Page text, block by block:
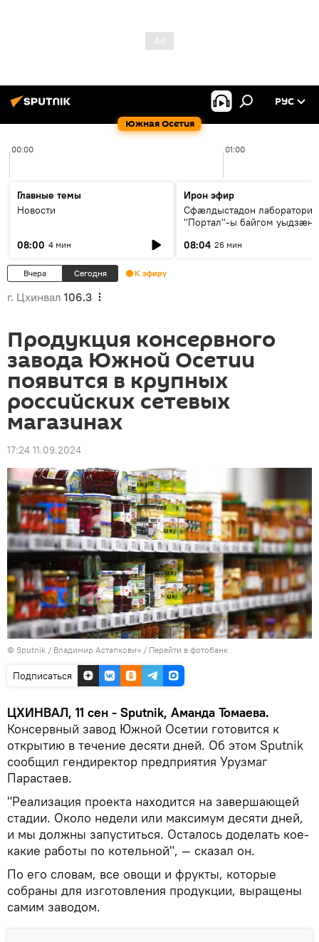
Южная Осетия
РУС
00:00 01:00
Главные темы
Новости
08:00 4 мин
Ирон эфир
Сфæлдыстадон лаборатори
"Портал"-ы байгом уыдзæн
Æхсары куыстыты равдыст
08:04 26 мин
Вчера Сегодня К эфиру
г. Цхинвал 106.3
Продукция консервного
завода Южной Осетии
появится в крупных
российских сетевых
магазинах
17:24 11.09.2024
© Sputnik / Владимир Астапкович / Перейти в фотобанк
Подписаться
ЦХИНВАЛ, 11 сен - Sputnik, Аманда Томаева.
Консервный завод Южной Осетии готовится к
открытию в течение десяти дней. Об этом Sputnik
сообщил гендиректор предприятия Урузмаг
Парастаев.
"Реализация проекта находится на завершающей
стадии. Около недели или максимум десяти дней,
и мы должны запуститься. Осталось доделать кое-
какие работы по котельной", — сказал он.
По его словам, все овощи и фрукты, которые
собраны для изготовления продукции, выращены
самим заводом.